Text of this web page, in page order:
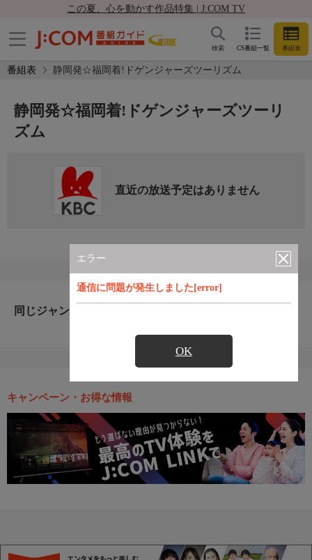
この夏、心を動かす作品特集 | J:COM TV
CS番組一覧 番組表
検索
番組表 静岡発☆福岡着!ドゲンジャーズツーリズム
エラー
通信に問題が発生しました[error]
OK
静岡発☆福岡着!ドゲンジャーズツーリ
ズム
直近の放送予定はありません
同じジャンルのおすすめ番組
キャンペーン・お得な情報